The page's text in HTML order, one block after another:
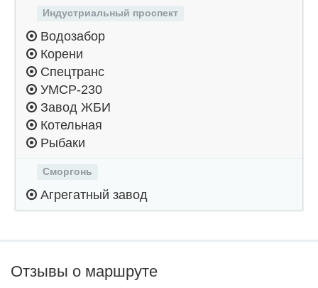
Индустриальный проспект
Водозабор
Корени
Спецтранс
УМСР-230
Завод ЖБИ
Котельная
Рыбаки
Сморгонь
Агрегатный завод
Отзывы о маршруте